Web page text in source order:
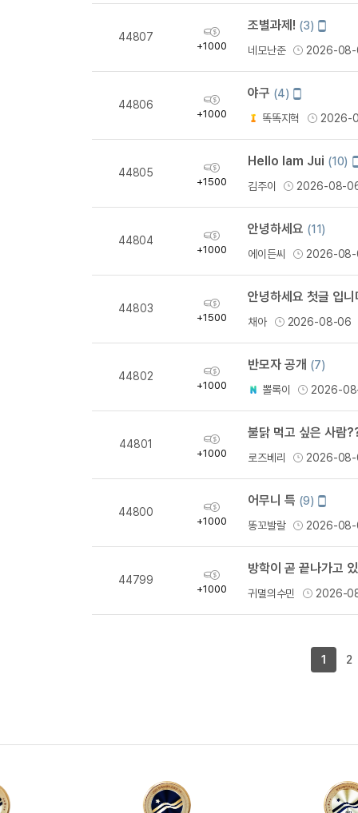
44807
획
득
+1000
조별과제! (3) 모
일
네모난준 2026-
44806
획
득
+1000
야구 (4) 모
일
똑똑지혁 2026-
44805
획
득
+1500
Hello Iam Jui (10)
김주이 2026-08-
44804
획
득
+1000
안녕하세요 (11)
에이든씨
2026-
44803
획
득
+1500
안녕하세요 첫글 입니
채아 2026-08-06
44802
획
득
+1000
반모자 공개 (7)
뽈록이
2026-
44801
획
득
+1000
불닭 먹고 싶은 사람
로즈베리 2026-
44800
획
득
+1000
어무니 특 (9) 모
일
똥꼬발랄 2026-
44799
획
득
+1000
방학이 곧 끝나가고
귀멸의수민 2026-
1 2